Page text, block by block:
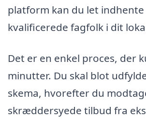
platform kan du let
kvalificerede fagfolk i dit
Det er en enkel proces, der
minutter. Du skal blot
skema, hvorefter du
skræddersyede tilbud fra